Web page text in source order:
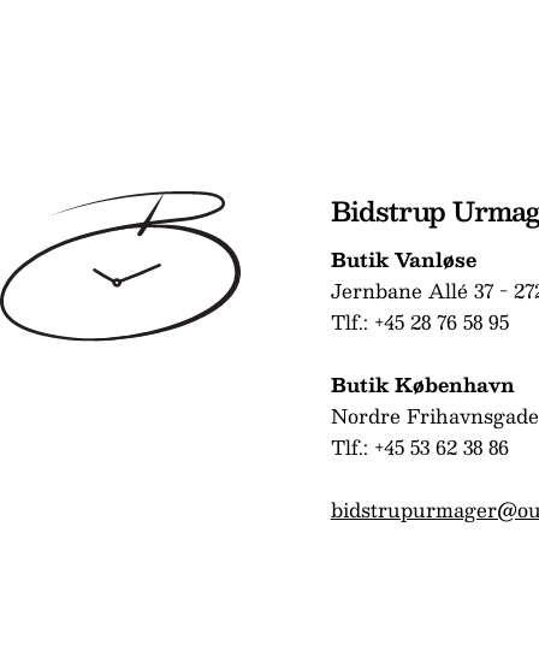
Bidstrup
Butik Vanløse
Jernbane Allé 37 -
Tlf.: +45 28 76 58 95
Butik København
Nordre
Tlf.: +45 53 62 38 86